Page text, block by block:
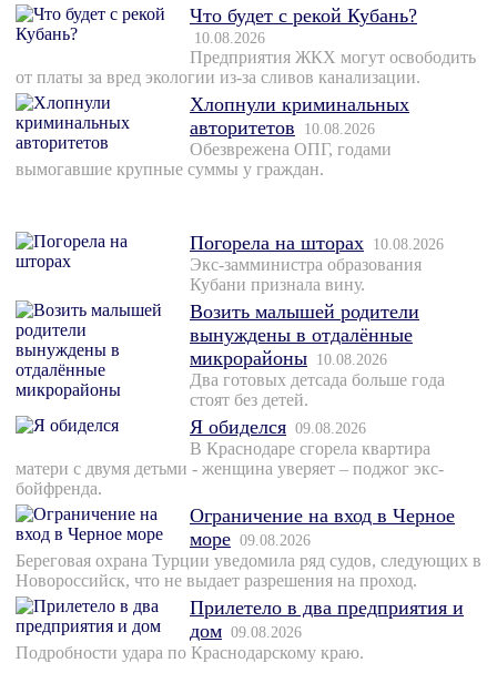
Что будет с рекой Кубань?
10.08.2026
Предприятия ЖКХ могут освободить
от платы за вред экологии из-за сливов канализации.
Хлопнули криминальных
авторитетов
10.08.2026
Обезврежена ОПГ, годами
вымогавшие крупные суммы у граждан.
Погорела на шторах 10.08.2026
Экс-замминистра образования
Кубани признала вину.
Возить малышей родители
вынуждены в отдалённые
микрорайоны 10.08.2026
Два готовых детсада больше года
стоят без детей.
Я обиделся 09.08.2026
В Краснодаре сгорела квартира
матери с двумя детьми - женщина уверяет – поджог экс-
бойфренда.
Ограничение на вход в Черное
море 09.08.2026
Береговая охрана Турции уведомила ряд судов, следующих в
Новороссийск, что не выдает разрешения на проход.
Прилетело в два предприятия и
дом 09.08.2026
Подробности удара по Краснодарскому краю.